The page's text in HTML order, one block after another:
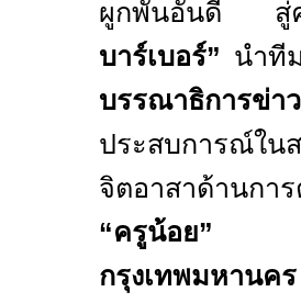
ผูกพันอันดี สู่
บาร์เบอร์” นำที
บรรณาธิการข่
ประสบการณ์ใน
จิตอาสาด้านกา
“ครูน้อย”
กรุงเทพมหานค